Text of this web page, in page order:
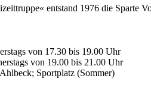
entstand 1976 die Sparte
von 17.30 bis 19.00 Uhr
von 19.00 bis 21.00 Uhr
Sportplatz (Sommer)